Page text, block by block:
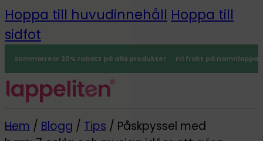
Hoppa till huvudinnehåll Hoppa till
sidfot
Sommarrea! 20% rabatt på alla produkter Fri frakt på namnlappar
Hem / Blogg / Tips / Påskpyssel med